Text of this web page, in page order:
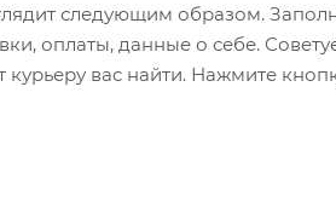
следующим образом.
оплаты, данные о себе.
вас найти. Нажмите